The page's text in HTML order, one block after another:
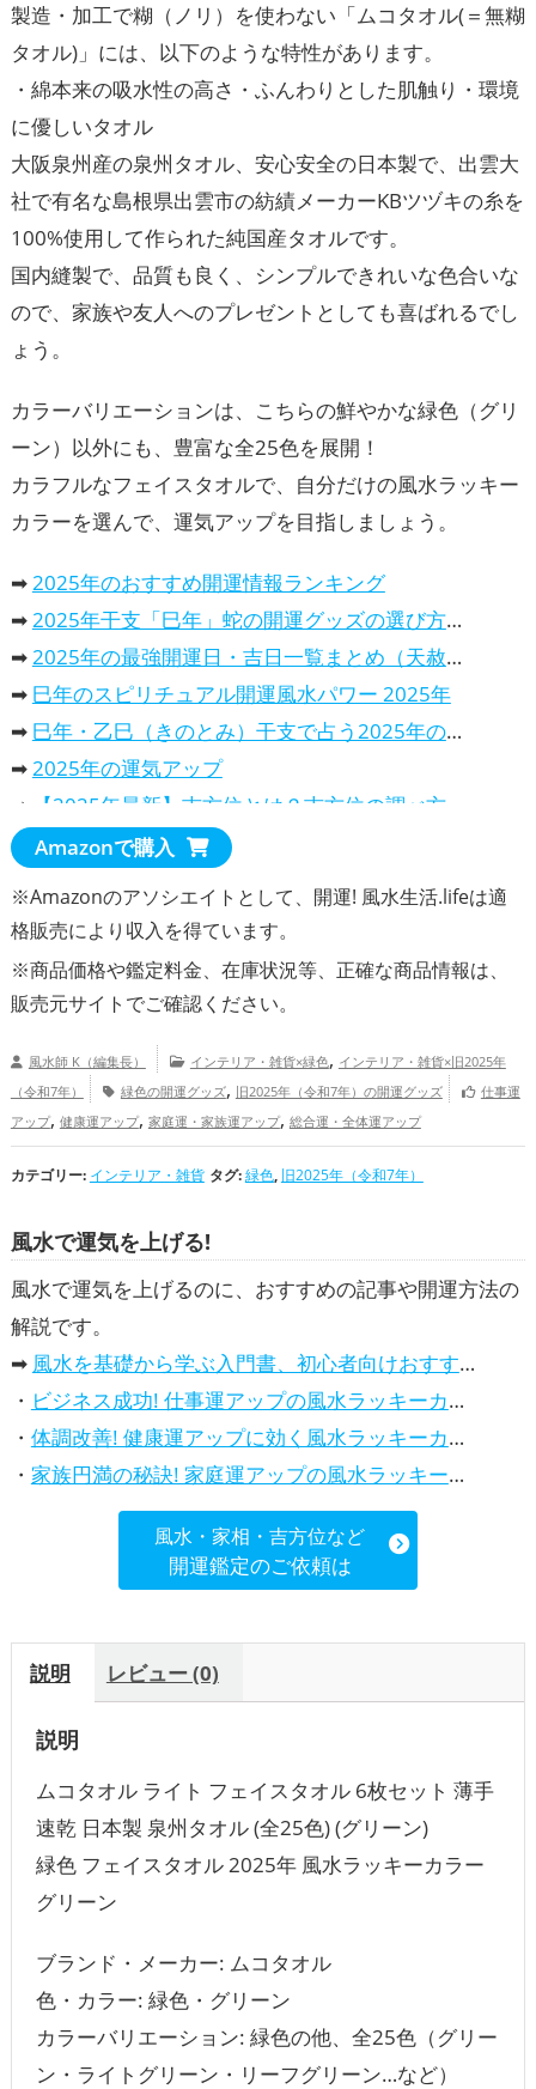
製造・加工で糊（ノリ）を使わない「ムコタオル(＝無糊
タオル)」には、以下のような特性があります。
・綿本来の吸水性の高さ・ふんわりとした肌触り・環境
に優しいタオル
大阪泉州産の泉州タオル、安心安全の日本製で、出雲大
社で有名な島根県出雲市の紡績メーカーKBツヅキの糸を
100%使用して作られた純国産タオルです。
国内縫製で、品質も良く、シンプルできれいな色合いな
ので、家族や友人へのプレゼントとしても喜ばれるでし
ょう。
カラーバリエーションは、こちらの鮮やかな緑色（グリ
ーン）以外にも、豊富な全25色を展開！
カラフルなフェイスタオルで、自分だけの風水ラッキー
カラーを選んで、運気アップを目指しましょう。
➡2025年のおすすめ開運情報ランキング
➡2025年干支「巳年」蛇の開運グッズの選び方、意味と効果と活用法
➡2025年の最強開運日・吉日一覧まとめ（天赦日・一粒万倍日…）
➡ 巳年のスピリチュアル開運風水パワー 2025年
➡ 巳年・乙巳（きのとみ）干支で占う2025年の運勢は、どんな一年？
➡2025年の運気アップ
➡
【2025年最新】吉方位とは？吉方位の調べ方や吉報旅行先での過ごし方を解説
➡
2025年の開運カレンダー！風水で選ぶ、おすすめランキング
・ パワースポット・カレンダー2025年、開運効果抜群！
2025年の吉日や最強開運日が分かる暦のカレンダー
Amazonで購入
※Amazonのアソシエイトとして、開運! 風水生活.lifeは適
格販売により収入を得ています。
※商品価格や鑑定料金、在庫状況等、正確な商品情報は、
販売元サイトでご確認ください。
風水師 K（編集長） インテリア・雑貨×緑色, インテリア・雑貨×旧2025年
（令和7年）
緑色の開運グッズ, 旧2025年（令和7年）の開運グッズ
仕事運
アップ, 健康運アップ, 家庭運・家族運アップ, 総合運・全体運アップ
カテゴリー: インテリア・雑貨 タグ:緑色, 旧2025年（令和7年）
風水で運気を上げる!
風水で運気を上げるのに、おすすめの記事や開運方法の
解説です。
➡ 風水を基礎から学ぶ入門書、初心者向けおすすめ本
・ ビジネス成功! 仕事運アップの風水ラッキーカラー5選、効果解説
・ 体調改善! 健康運アップに効く風水ラッキーカラー5選、効果と活用法を解説
・ 家族円満の秘訣! 家庭運アップの風水ラッキーカラー5選、効果解説
風水・家相・吉方位など
開運鑑定のご依頼は
説明 レビュー (0)
説明
ムコタオル ライト フェイスタオル 6枚セット 薄手
速乾 日本製 泉州タオル (全25色) (グリーン)
緑色 フェイスタオル 2025年 風水ラッキーカラー
グリーン
ブランド・メーカー: ムコタオル
色・カラー: 緑色・グリーン
カラーバリエーション: 緑色の他、全25色（グリー
ン・ライトグリーン・リーフグリーン…など）